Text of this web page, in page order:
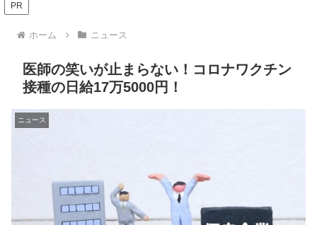
PR
ホーム ニュース
医師の笑いが止まらない！コロナワクチン
接種の日給17万5000円！
ニュース